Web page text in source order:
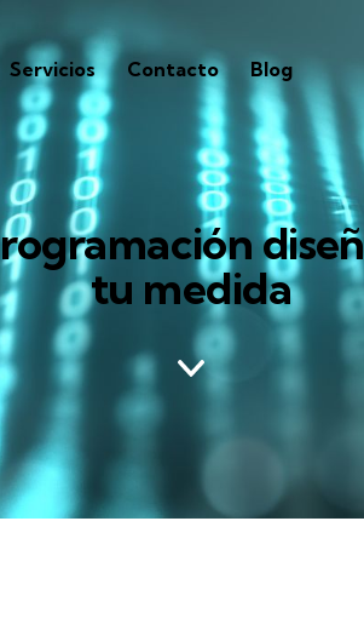
Servicios Contacto Blog
tu medida